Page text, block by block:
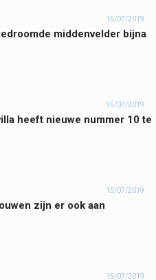
15/07/2019
middenvelder bijna
15/07/2019
heeft nieuwe nummer 10 te
15/07/2019
zijn er ook aan
15/07/2019